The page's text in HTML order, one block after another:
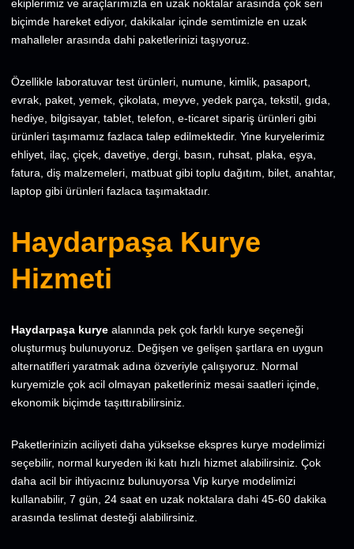
ekiplerimiz ve araçlarımızla en uzak noktalar arasında çok seri
biçimde hareket ediyor, dakikalar içinde semtimizle en uzak
mahalleler arasında dahi paketlerinizi taşıyoruz.
Özellikle laboratuvar test ürünleri, numune, kimlik, pasaport,
evrak, paket, yemek, çikolata, meyve, yedek parça, tekstil, gıda,
hediye, bilgisayar, tablet, telefon, e-ticaret sipariş ürünleri gibi
ürünleri taşımamız fazlaca talep edilmektedir. Yine kuryelerimiz
ehliyet, ilaç, çiçek, davetiye, dergi, basın, ruhsat, plaka, eşya,
fatura, diş malzemeleri, matbuat gibi toplu dağıtım, bilet, anahtar,
laptop gibi ürünleri fazlaca taşımaktadır.
Haydarpaşa Kurye
Hizmeti
Haydarpaşa kurye alanında pek çok farklı kurye seçeneği
oluşturmuş bulunuyoruz. Değişen ve gelişen şartlara en uygun
alternatifleri yaratmak adına özveriyle çalışıyoruz. Normal
kuryemizle çok acil olmayan paketleriniz mesai saatleri içinde,
ekonomik biçimde taşıttırabilirsiniz.
Paketlerinizin aciliyeti daha yüksekse ekspres kurye modelimizi
seçebilir, normal kuryeden iki katı hızlı hizmet alabilirsiniz. Çok
daha acil bir ihtiyacınız bulunuyorsa Vip kurye modelimizi
kullanabilir, 7 gün, 24 saat en uzak noktalara dahi 45-60 dakika
arasında teslimat desteği alabilirsiniz.